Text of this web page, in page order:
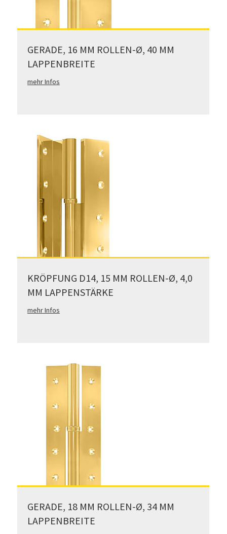
GERADE, 16 MM ROLLEN-Ø, 40 MM
LAPPENBREITE
mehr Infos
KRÖPFUNG D14, 15 MM ROLLEN-Ø, 4,0
MM LAPPENSTÄRKE
mehr Infos
GERADE, 18 MM ROLLEN-Ø, 34 MM
LAPPENBREITE